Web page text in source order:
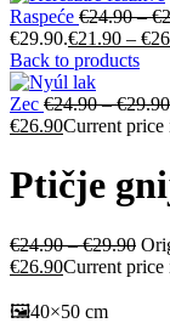
Raspeće €24.90–€
€29.90.€21.90 – €
Back to products
Zec €24.90–€29.90
€26.90Current price
Ptičje
€24.90–€29.90
€26.90Current price
🖼️40×50 cm